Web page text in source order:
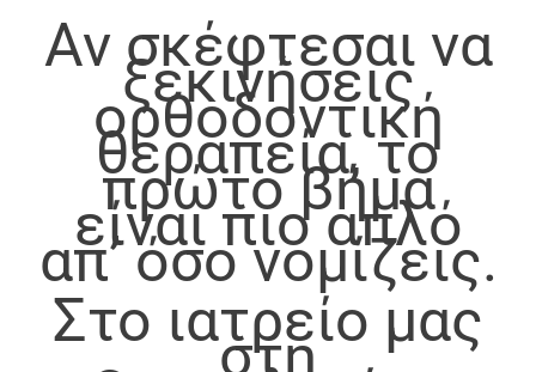
Αν σκέφτεσαι να
ξεκινήσεις
ορθοδοντική
θεραπεία, το
πρώτο βήμα
είναι πιο απλό
απ’ όσο νομίζεις.
Στο ιατρείο μας
στη